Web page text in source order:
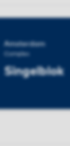
Singelblok
Amsterdam
Complex